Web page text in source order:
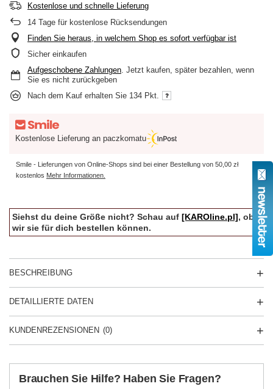
Kostenlose und schnelle Lieferung
14 Tage für kostenlose Rücksendungen
Finden Sie heraus, in welchem Shop es sofort verfügbar ist
Sicher einkaufen
Aufgeschobene Zahlungen . Jetzt kaufen, später bezahlen, wenn
Sie es nicht zurückgeben
Nach dem Kauf erhalten Sie 134 Pkt.
Kostenlose Lieferung an paczkomatu
Smile - Lieferungen von Online-Shops sind bei einer Bestellung von 50,00 zł
kostenlos Mehr Informationen.
Siehst du deine Größe nicht? Schau auf [KAROline.pl], ob
wir sie für dich bestellen können.
BESCHREIBUNG
DETAILLIERTE DATEN
KUNDENREZENSIONEN (0)
Brauchen Sie Hilfe? Haben Sie Fragen?